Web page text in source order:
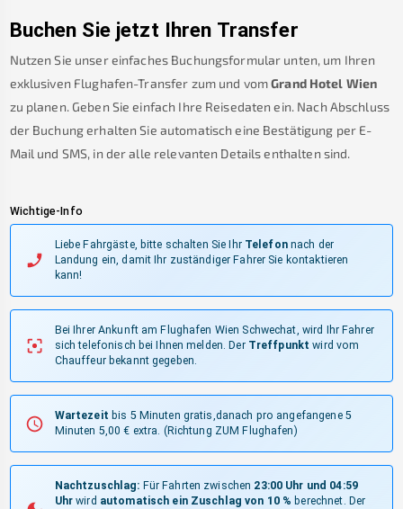
Buchen Sie jetzt Ihren Transfer
Nutzen Sie unser einfaches Buchungsformular unten, um Ihren
exklusiven Flughafen-Transfer zum und vomGrand Hotel Wien
zu planen. Geben Sie einfach Ihre Reisedaten ein. Nach Abschluss
der Buchung erhalten Sie automatisch eine Bestätigung per E-
Mail und SMS, in der alle relevanten Details enthalten sind.
Wichtige-Info
Liebe Fahrgäste, bitte schalten Sie Ihr Telefonnach der
Landung ein, damit Ihr zuständiger Fahrer Sie kontaktieren
kann!
Bei Ihrer Ankunft am Flughafen Wien Schwechat, wird Ihr Fahrer
sich telefonisch bei Ihnen melden. Der Treffpunkt wird vom
Chauffeur bekannt gegeben.
Wartezeit bis 5 Minuten gratis,danach pro angefangene 5
Minuten 5,00 € extra. (Richtung ZUM Flughafen)
Nachtzuschlag: Für Fahrten zwischen 23:00 Uhr und 04:59
Uhr wird automatisch ein Zuschlag von 10 % berechnet. Der